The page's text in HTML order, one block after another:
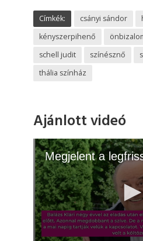
Címkék: csányi sándor
kényszerpihenő
schell judit
színésznő
thália színház
Ajánlott videó